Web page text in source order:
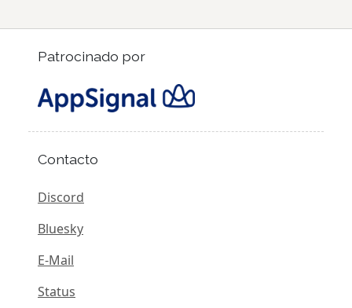
Patrocinado por
Contacto
Discord
Bluesky
E-Mail
Status